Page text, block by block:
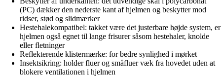
(PC) dækker den nederste kant af hjelmen og beskytter mod
ridser, stød og slidmærker
Hestehalekompatibel: takket være det justerbare højde system, er
hjelmen også egnet til lange frisurer såsom hestehaler, knolde
eller fletninger
Reflekterende klistermærke: for bedre synlighed i mørket
Insektsikring: holder fluer og småfluer væk fra hovedet uden at
blokere ventilationen i hjelmen